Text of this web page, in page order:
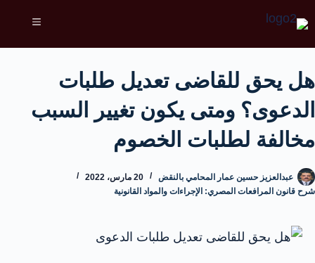
هل يحق للقاضى تعديل طلبات
الدعوى؟ ومتى يكون تغيير السبب
مخالفة لطلبات الخصوم
عبدالعزيز حسين عمار المحامي بالنقض
20 مارس، 2022
شرح قانون المرافعات المصري: الإجراءات والمواد القانونية